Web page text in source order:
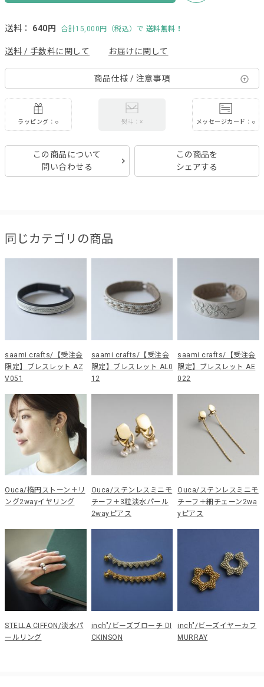
送料： 640円 合計15,000円（税込）で 送料無料！
送料 / 手数料に関して お届けに関して
商品仕様 / 注意事項
ラッピング：○ 熨斗：× メッセージカード：○
この商品について
問い合わせる
この商品を
シェアする
同じカテゴリの商品
saami crafts/【受注会
限定】ブレスレット AZ
V051
saami crafts/【受注会
限定】ブレスレット AL0
12
saami crafts/【受注会
限定】ブレスレット AE
022
Ouca/楕円ストーン＋リ
ング2wayイヤリング
Ouca/ステンレスミニモ
チーフ＋3粒淡水パール
2wayピアス
Ouca/ステンレスミニモ
チーフ＋細チェーン2wa
yピアス
STELLA CIFFON/淡水パ
ールリング
inch"/ビーズブローチ DI
CKINSON
inch"/ビーズイヤーカフ
MURRAY